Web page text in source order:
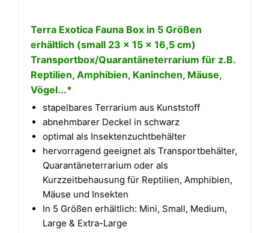
Terra Exotica Fauna Box in 5 Größen
erhältlich (small 23 x 15 x 16,5 cm)
Transportbox/Quarantäneterrarium für z.B.
Reptilien, Amphibien, Kaninchen, Mäuse,
Vögel...*
stapelbares Terrarium aus Kunststoff
abnehmbarer Deckel in schwarz
optimal als Insektenzuchtbehälter
hervorragend geeignet als Transportbehälter,
Quarantäneterrarium oder als
Kurzzeitbehausung für Reptilien, Amphibien,
Mäuse und Insekten
In 5 Größen erhältlich: Mini, Small, Medium,
Large & Extra-Large